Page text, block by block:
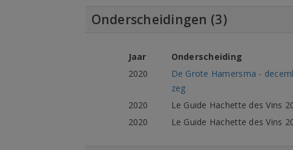
Onderscheidingen (3)
Jaar
Onderscheiding
2020
De Grote Hamersma -
zeg
2020
Le Guide Hachette des Vins
2020
Le Guide Hachette des Vins